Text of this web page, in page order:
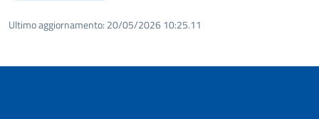
Ultimo aggiornamento: 20/05/2026 10:25.11